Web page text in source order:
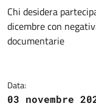
Dettagli
Chi desidera
dicembre con
documentarie
Data:
03 novembre